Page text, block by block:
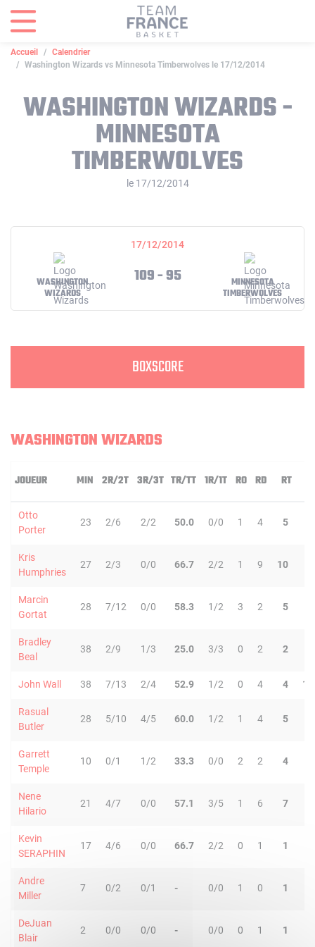
Accueil
Calendrier
Washington Wizards vs Minnesota Timberwolves le 17/12/2014
WASHINGTON WIZARDS -
MINNESOTA
TIMBERWOLVES
le 17/12/2014
17/12/2014
WASHINGTON
WIZARDS
109 - 95
MINNESOTA
TIMBERWOLVES
BOXSCORE
WASHINGTON WIZARDS
JOUEUR MIN 2R/2T 3R/3T TR/TT 1R/1T RO RD RT
Otto
Porter
23 2/6 2/2 50.0 0/0 1 4 5
Kris
Humphries
27 2/3 0/0 66.7 2/2 1 9 10
Marcin
Gortat
28 7/12 0/0 58.3 1/2 3 2 5
Bradley
Beal
38 2/9 1/3 25.0 3/3 0 2 2
John Wall 38 7/13 2/4 52.9 1/2 0 4 4 17
Rasual
Butler
28 5/10 4/5 60.0 1/2 1 4 5
Garrett
Temple
10 0/1 1/2 33.3 0/0 2 2 4
Nene
Hilario
21 4/7 0/0 57.1 3/5 1 6 7
Kevin
SERAPHIN
17 4/6 0/0 66.7 2/2 0 1 1
Andre
Miller
7 0/2 0/1 - 0/0 1 0 1
DeJuan
Blair
2 0/0 0/0 - 0/0 0 1 1
Panneau de gestion des cookies